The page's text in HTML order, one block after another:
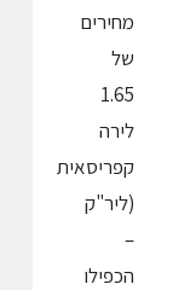
מחירים
של
1.65
לירה
קפריסאית
(ליר"ק
–
הכפילו